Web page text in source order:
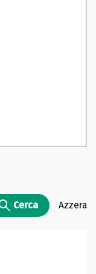
Cerca Azzera